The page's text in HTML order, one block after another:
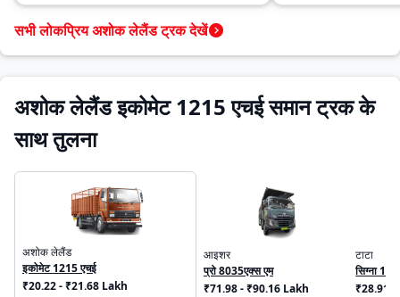
सभी लोकप्रिय अशोक लेलैंड ट्रक देखें
अशोक लेलैंड इकोमेट 1215 एचई समान ट्रक के
साथ तुलना
अशोक लेलैंड
इकोमेट 1215 एचई
₹20.22 - ₹21.68 Lakh
आइशर
प्रो 8035एक्स एम
₹71.98 - ₹90.16 Lakh
टाटा
सिग्ना
₹28.91